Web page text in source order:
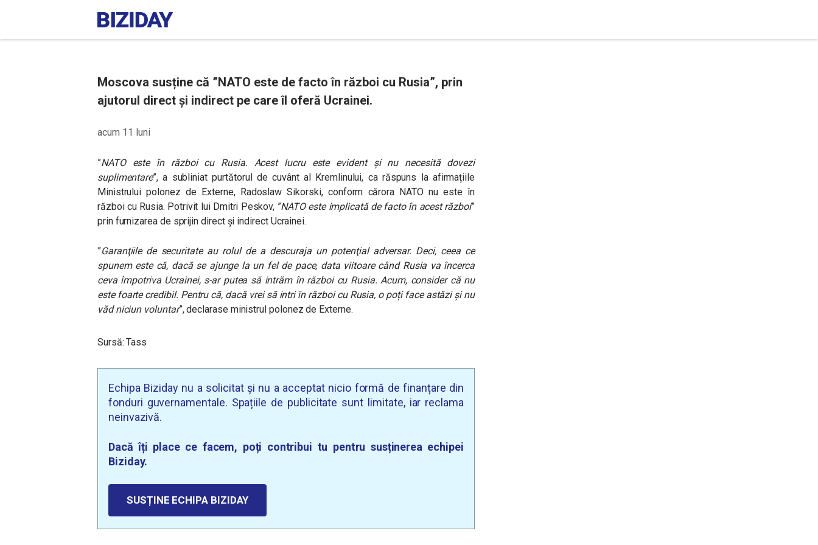
Moscova susține că ”NATO este de facto în război cu Rusia”, prin
ajutorul direct și indirect pe care îl oferă Ucrainei.
acum 11 luni
”NATO este în război cu Rusia. Acest lucru este evident și nu necesită dovezi
suplimentare”, a subliniat purtătorul de cuvânt al Kremlinului, ca răspuns la afirmațiile
Ministrului polonez de Externe, Radoslaw Sikorski, conform cărora NATO nu este în
război cu Rusia. Potrivit lui Dmitri Peskov, ”NATO este implicată de facto în acest război”
prin furnizarea de sprijin direct și indirect Ucrainei.
”Garanţiile de securitate au rolul de a descuraja un potenţial adversar. Deci, ceea ce
spunem este că, dacă se ajunge la un fel de pace, data viitoare când Rusia va încerca
ceva împotriva Ucrainei, s-ar putea să intrăm în război cu Rusia. Acum, consider că nu
este foarte credibil. Pentru că, dacă vrei să intri în război cu Rusia, o poți face astăzi și nu
văd niciun voluntar”, declarase ministrul polonez de Externe.
Sursă: Tass
Echipa Biziday nu a solicitat și nu a acceptat nicio formă de finanțare din
fonduri guvernamentale. Spațiile de publicitate sunt limitate, iar reclama
neinvazivă.
Dacă îți place ce facem, poți contribui tu pentru susținerea echipei
Biziday.
SUSȚINE ECHIPA BIZIDAY